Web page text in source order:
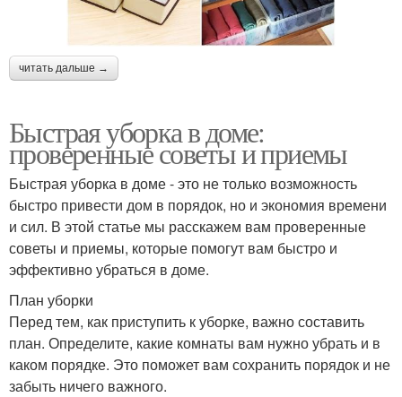
читать дальше →
Быстрая уборка в доме:
проверенные советы и приемы
Быстрая уборка в доме - это не только возможность
быстро привести дом в порядок, но и экономия времени
и сил. В этой статье мы расскажем вам проверенные
советы и приемы, которые помогут вам быстро и
эффективно убраться в доме.
План уборки
Перед тем, как приступить к уборке, важно составить
план. Определите, какие комнаты вам нужно убрать и в
каком порядке. Это поможет вам сохранить порядок и не
забыть ничего важного.